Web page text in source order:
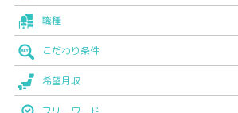
職種
こだわり条件
希望月収